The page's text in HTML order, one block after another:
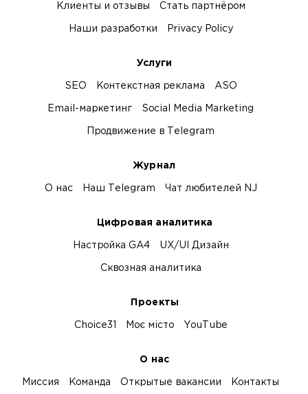
Клиенты и отзывы Стать партнёром
Наши разработки Privacy Policy
Услуги
SEO Контекстная реклама ASO
Email-маркетинг Social Media Marketing
Продвижение в Telegram
Журнал
О нас Наш Telegram Чат любителей NJ
Цифровая аналитика
Настройка GA4 UX/UI Дизайн
Сквозная аналитика
Проекты
Choice31 Моє місто YouTube
О нас
Миссия Команда Открытые вакансии Контакты